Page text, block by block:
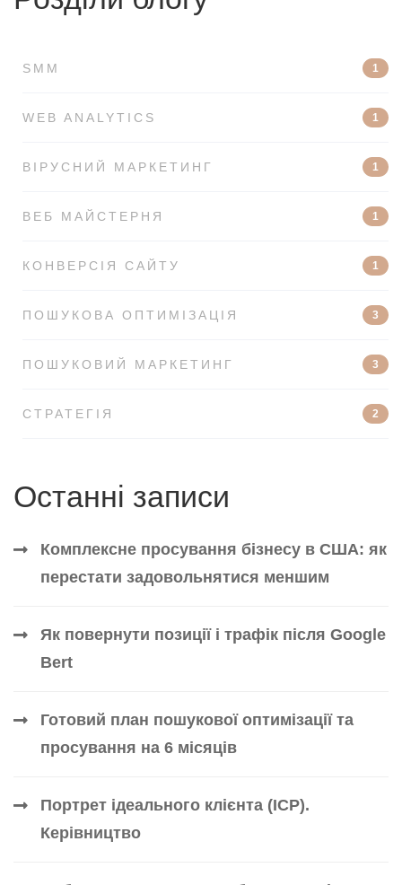
SMM 1
WEB ANALYTICS 1
ВІРУСНИЙ МАРКЕТИНГ 1
ВЕБ МАЙСТЕРНЯ 1
КОНВЕРСІЯ САЙТУ 1
ПОШУКОВА ОПТИМІЗАЦІЯ 3
ПОШУКОВИЙ МАРКЕТИНГ 3
СТРАТЕГІЯ 2
Останні записи
Комплексне просування бізнесу в США: як
перестати задовольнятися меншим
Як повернути позиції і трафік після Google
Bert
Готовий план пошукової оптимізації та
просування на 6 місяців
Портрет ідеального клієнта (ICP).
Керівництво